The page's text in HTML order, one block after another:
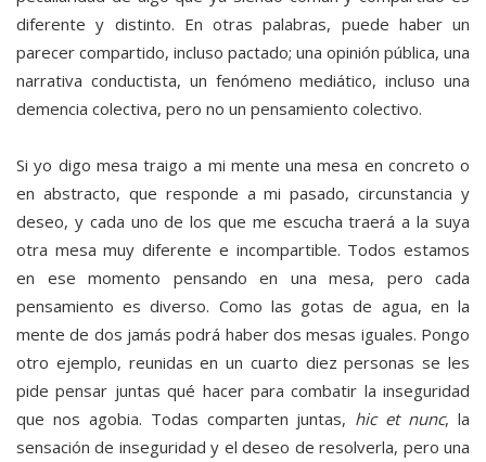
diferente y distinto. En otras palabras, puede haber un
parecer compartido, incluso pactado; una opinión pública, una
narrativa conductista, un fenómeno mediático, incluso una
demencia colectiva, pero no un pensamiento colectivo.
Si yo digo mesa traigo a mi mente una mesa en concreto o
en abstracto, que responde a mi pasado, circunstancia y
deseo, y cada uno de los que me escucha traerá a la suya
otra mesa muy diferente e incompartible. Todos estamos
en ese momento pensando en una mesa, pero cada
pensamiento es diverso. Como las gotas de agua, en la
mente de dos jamás podrá haber dos mesas iguales. Pongo
otro ejemplo, reunidas en un cuarto diez personas se les
pide pensar juntas qué hacer para combatir la inseguridad
que nos agobia. Todas comparten juntas, hic et nunc, la
sensación de inseguridad y el deseo de resolverla, pero una